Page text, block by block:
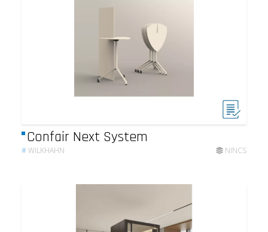
Confair Next System
#WILKHAHN NINCS